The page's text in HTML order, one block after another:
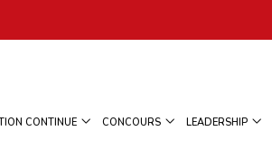
CONTINUE CONCOURS LEADERSHIP